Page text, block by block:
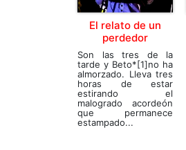
El relato de un
perdedor
Son las tres de la
tarde y Beto*[1]no ha
almorzado. Lleva tres
horas de estar
estirando el
malogrado acordeón
que permanece
estampado...